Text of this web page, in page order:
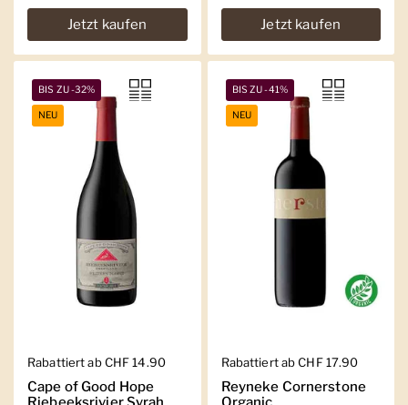
Jetzt kaufen Jetzt kaufen
Regulärer Preis
Rabattiert ab CHF 14.90
Cape of Good Hope
BIS ZU -32%
NEU
Regulärer Preis
Rabattiert ab CHF 17.90
Reyneke Cornerstone
BIS ZU -41%
NEU